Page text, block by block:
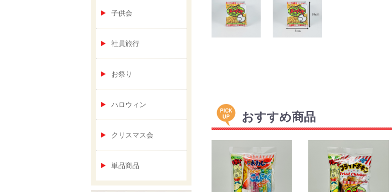
子供会
社員旅行
お祭り
ハロウィン
クリスマス会
単品商品
おすすめ商品